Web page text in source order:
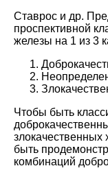
Ставрос и др.
проспективной
железы на 1 из 3
Чтобы быть
злокачественных
быть
комбинаций